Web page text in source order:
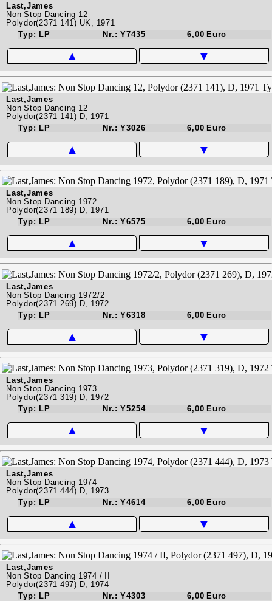
Last,James
Non Stop Dancing 12
Polydor(2371 141) UK, 1971
Typ: LP
Nr.: Y7435 6,00 Euro
▲ ▼
Last,James
Non Stop Dancing 12
Polydor(2371 141) D, 1971
Typ: LP
Nr.: Y3026 6,00 Euro
▲ ▼
Last,James
Non Stop Dancing 1972
Polydor(2371 189) D, 1971
Typ: LP
Nr.: Y6575 6,00 Euro
▲ ▼
Last,James
Non Stop Dancing 1972/2
Polydor(2371 269) D, 1972
Typ: LP
Nr.: Y6318 6,00 Euro
▲ ▼
Last,James
Non Stop Dancing 1973
Polydor(2371 319) D, 1972
Typ: LP
Nr.: Y5254 6,00 Euro
▲ ▼
Last,James
Non Stop Dancing 1974
Polydor(2371 444) D, 1973
Typ: LP
Nr.: Y4614 6,00 Euro
▲ ▼
Last,James
Non Stop Dancing 1974 / II
Polydor(2371 497) D, 1974
Typ: LP
Nr.: Y4303 6,00 Euro